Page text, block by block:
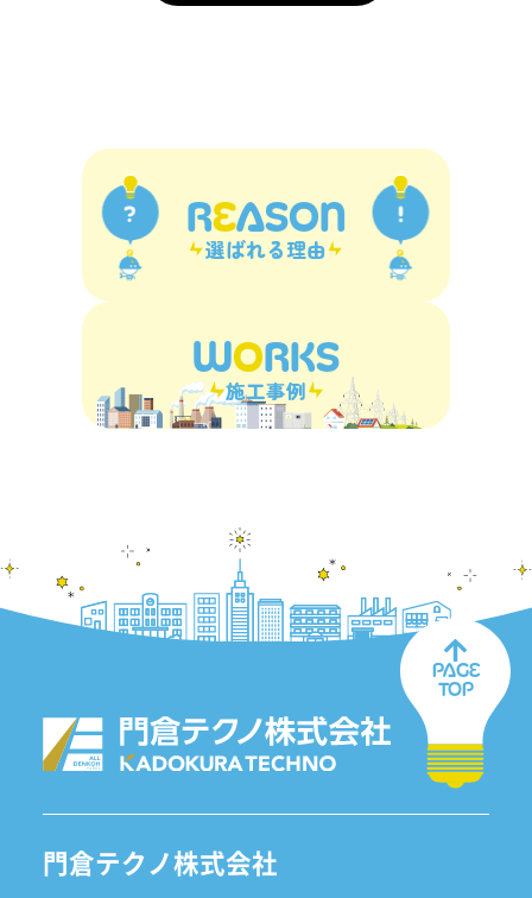
REASON
選ばれる理由
WORKS
施工事例
門倉テクノ株式会社
PAGE
TOP